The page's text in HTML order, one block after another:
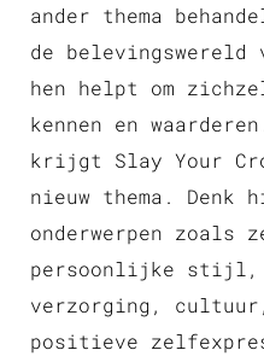
ander thema
de belevingswereld
hen helpt om
kennen en
krijgt Slay Your
nieuw thema. Denk
onderwerpen zoals
persoonlijke stijl,
verzorging,
positieve